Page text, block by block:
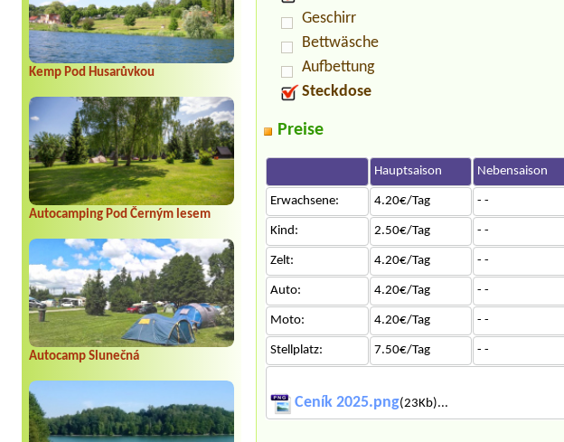
Kemp Pod Husarůvkou
Autocamping Pod Černým lesem
Autocamp Slunečná
Geschirr
Bettwäsche
Aufbettung
Steckdose
Preise
Hauptsaison Nebensaison
Erwachsene: 4.20€/Tag - -
Kind: 2.50€/Tag - -
Zelt: 4.20€/Tag - -
Auto: 4.20€/Tag - -
Moto: 4.20€/Tag - -
Stellplatz: 7.50€/Tag - -
Ceník 2025.png(23Kb)...